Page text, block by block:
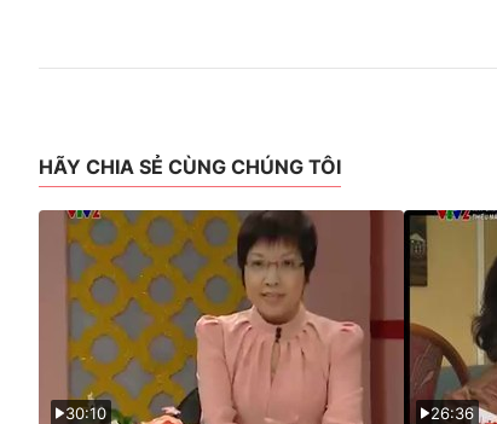
HÃY CHIA SẺ CÙNG CHÚNG TÔI
30:10 26:36